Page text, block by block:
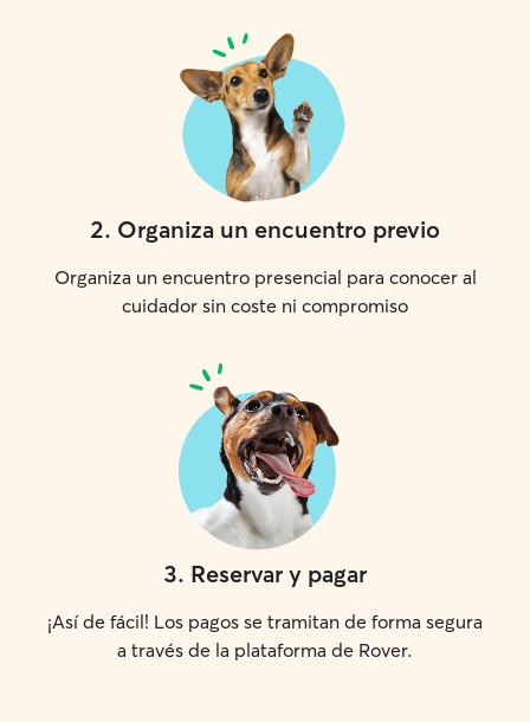
2. Organiza un encuentro previo
Organiza un encuentro presencial para conocer al
cuidador sin coste ni compromiso
3. Reservar y pagar
¡Así de fácil! Los pagos se tramitan de forma segura
a través de la plataforma de Rover.